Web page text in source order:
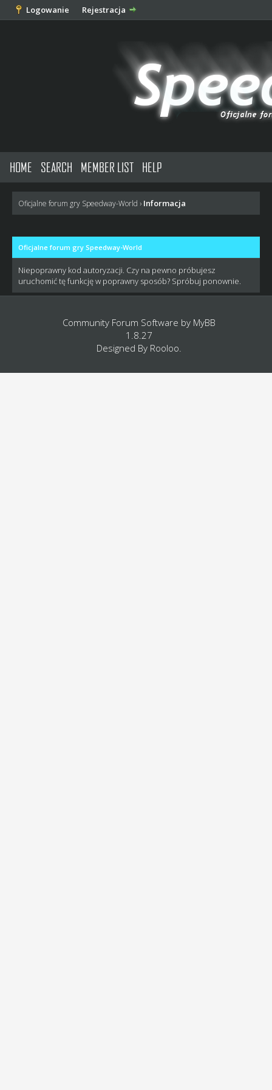
Logowanie Rejestracja
HOME SEARCH MEMBER LIST HELP
Oficjalne forum gry Speedway-World › Informacja
Oficjalne forum gry Speedway-World
Niepoprawny kod autoryzacji. Czy na pewno próbujesz
uruchomić tę funkcję w poprawny sposób? Spróbuj ponownie.
Community Forum Software by MyBB
1.8.27
Designed By Rooloo.